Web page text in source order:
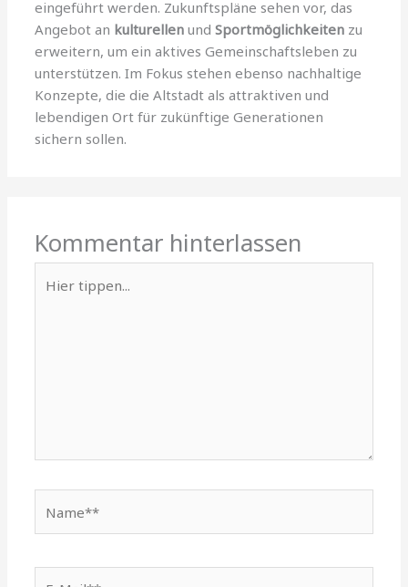
eingeführt werden. Zukunftspläne sehen vor, das
Angebot an kulturellen undSportmöglichkeiten zu
erweitern, um ein aktives Gemeinschaftsleben zu
unterstützen. Im Fokus stehen ebenso nachhaltige
Konzepte, die die Altstadt als attraktiven und
lebendigen Ort für zukünftige Generationen
sichern sollen.
Kommentar hinterlassen
tippen...